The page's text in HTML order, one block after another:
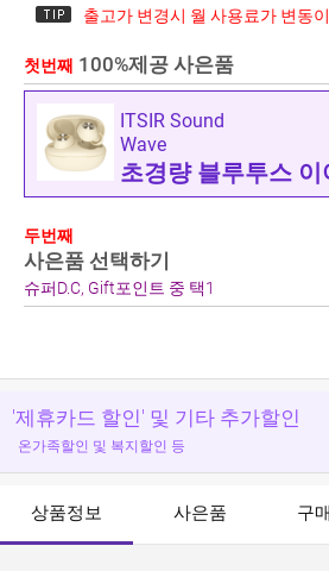
출고가 변경시 월 사용료가 변동
첫번째 100%제공 사은품
ITSIR Sound
Wave
초경량 블루투스 이
두번째
사은품 선택하기
슈퍼D.C, Gift포인트 중 택1
'제휴카드 할인' 및 기타 추가할인
온가족할인 및 복지할인 등
상품정보 사은품 구